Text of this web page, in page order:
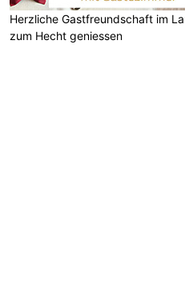
Herzliche Gastfreundschaft im
zum Hecht geniessen